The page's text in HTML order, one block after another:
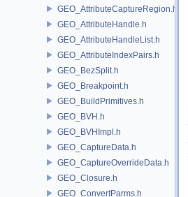
GEO_AttributeCaptureRegion.h
GEO_AttributeHandle.h
GEO_AttributeHandleList.h
GEO_AttributeIndexPairs.h
GEO_BezSplit.h
GEO_Breakpoint.h
GEO_BuildPrimitives.h
GEO_BVH.h
GEO_BVHImpl.h
GEO_CaptureData.h
GEO_CaptureOverrideData.h
GEO_Closure.h
GEO_ConvertParms.h